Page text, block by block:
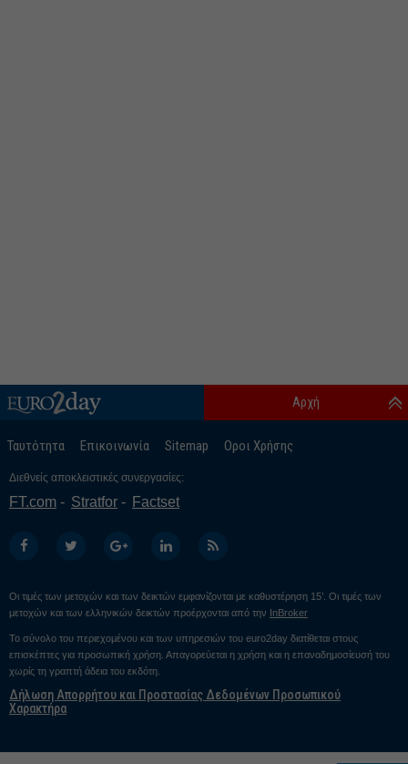
Ταυτότητα Επικοινωνία Sitemap Οροι Χρήσης
Αρχή
Διεθνείς αποκλειστικές συνεργασίες:
FT.com Stratfor Factset
Οι τιμές των μετοχών και των δεικτών εμφανίζονται με καθυστέρηση 15’. Οι τιμές των
μετοχών και των ελληνικών δεικτών προέρχονται από την InBroker
Το σύνολο του περιεχομένου και των υπηρεσιών του euro2day διατίθεται στους
επισκέπτες για προσωπική χρήση. Απαγορεύεται η χρήση και η επαναδημοσίευσή του
χωρίς τη γραπτή άδεια του εκδότη.
Δήλωση Απορρήτου και Προστασίας Δεδομένων Προσωπικού
Χαρακτήρα